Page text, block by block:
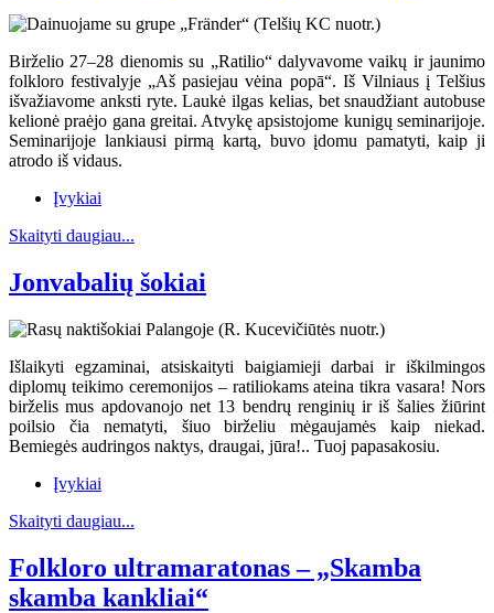
Birželio 27–28 dienomis su „Ratilio“ dalyvavome vaikų ir jaunimo
folkloro festivalyje „Aš pasiejau vėina popā“. Iš Vilniaus į Telšius
išvažiavome anksti ryte. Laukė ilgas kelias, bet snaudžiant autobuse
kelionė praėjo gana greitai. Atvykę apsistojome kunigų seminarijoje.
Seminarijoje lankiausi pirmą kartą, buvo įdomu pamatyti, kaip ji
atrodo iš vidaus.
Įvykiai
Skaityti daugiau...
Jonvabalių šokiai
Išlaikyti egzaminai, atsiskaityti baigiamieji darbai ir iškilmingos
diplomų teikimo ceremonijos – ratiliokams ateina tikra vasara! Nors
birželis mus apdovanojo net 13 bendrų renginių ir iš šalies žiūrint
poilsio čia nematyti, šiuo birželiu mėgaujamės kaip niekad.
Bemiegės audringos naktys, draugai, jūra!.. Tuoj papasakosiu.
Įvykiai
Skaityti daugiau...
Folkloro ultramaratonas – „Skamba
skamba kankliai“